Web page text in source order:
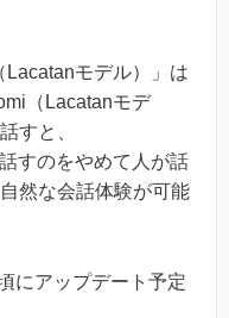
Lacatanモデル）」は
（Lacatanモデ
すと、
すのをやめて人が話
然な会話体験が可能
にアップデート予定